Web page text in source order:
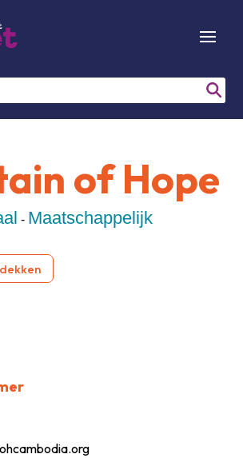
of Hope
- Maatschappelijk